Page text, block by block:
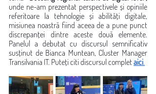
unde ne-am prezentat perspectivele și opiniile
referitoare la tehnologie și abilități digitale,
misiunea noastră fiind aceea de a pune punct
discrepanței dintre aceste două elemente.
Panelul a debutat cu discursul semnificativ
susținut de Bianca Muntean, Cluster Manager
Transilvania IT. Puteți citi discursul complet aici.